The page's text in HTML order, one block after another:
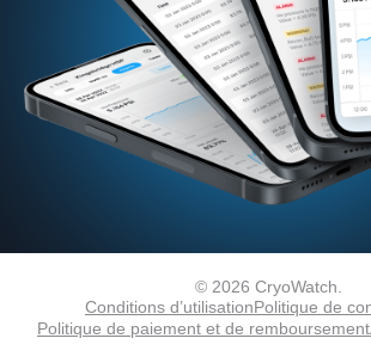
© 2026 CryoWatch.
Conditions d’utilisationPolitique de
Politique de paiement et de remboursement